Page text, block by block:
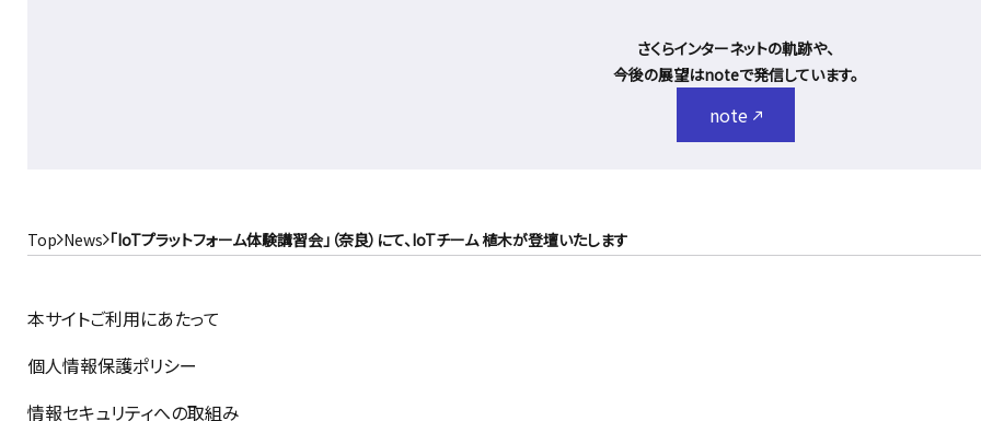
さくらインターネットの軌跡や、
今後の展望はnoteで発信しています。
note
Top News 「IoTプラットフォーム体験講習会」（奈良）にて、IoTチーム 植木が登壇いたします
本サイトご利用にあたって
個人情報保護ポリシー
情報セキュリティへの取組み